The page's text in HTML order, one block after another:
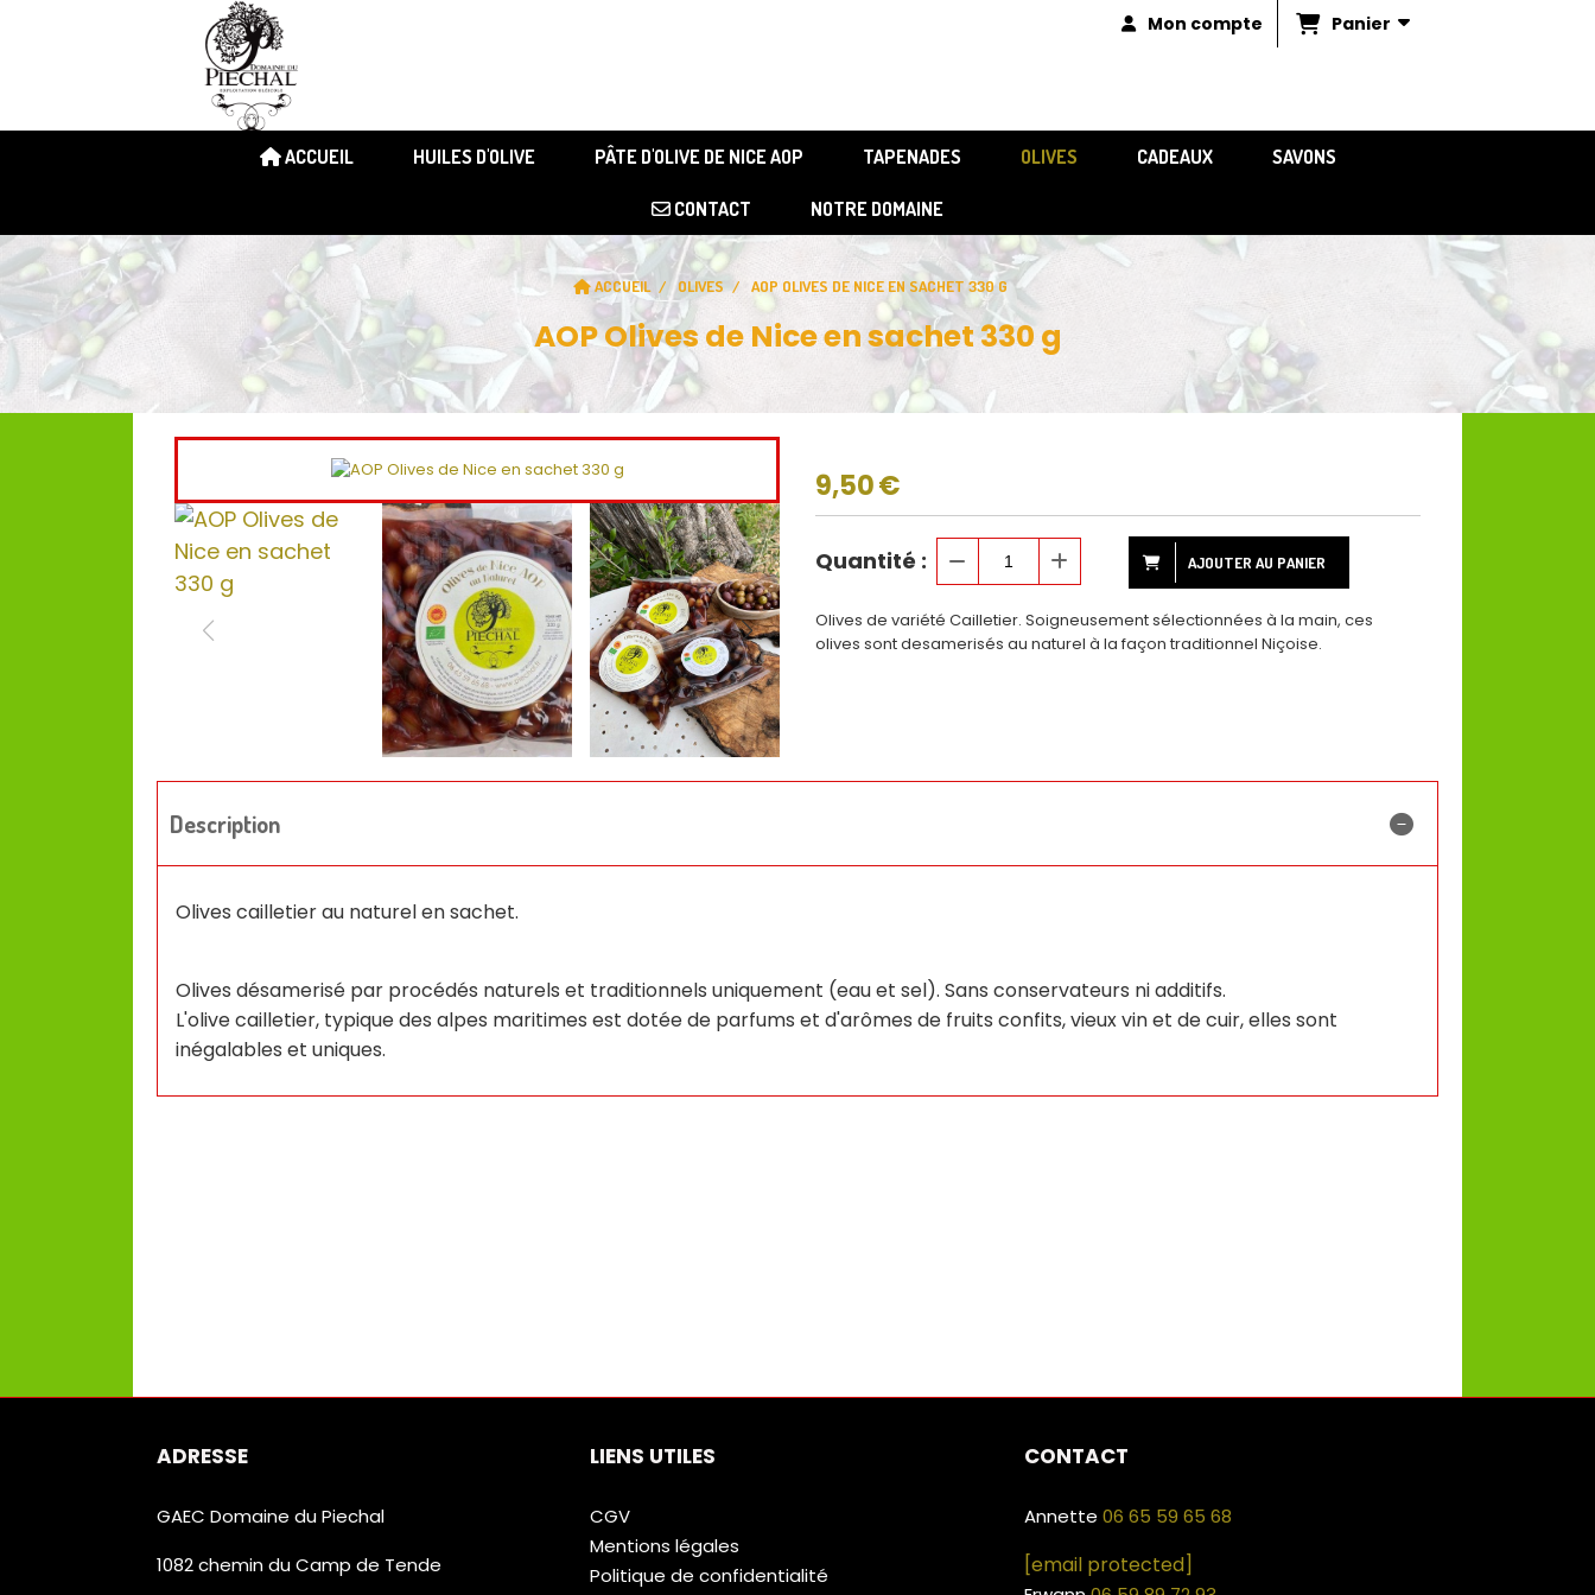
Mon compte Panier
ACCUEIL HUILES D'OLIVE PÂTE D'OLIVE DE NICE AOP TAPENADES OLIVES CADEAUX SAVONS
CONTACT NOTRE DOMAINE
ACCUEIL OLIVES AOP OLIVES DE NICE EN SACHET 330 G
AOP Olives de Nice en sachet 330 g
9,50€
Quantité : AJOUTER AU PANIER
Olives de variété Cailletier. Soigneusement sélectionnées à la main, ces
olives sont desamerisés au naturel à la façon traditionnel Niçoise.
Description
Olives cailletier au naturel en sachet.
Olives désamerisé par procédés naturels et traditionnels uniquement (eau et sel). Sans conservateurs ni additifs.
L'olive cailletier, typique des alpes maritimes est dotée de parfums et d'arômes de fruits confits, vieux vin et de cuir, elles sont
inégalables et uniques.
ADRESSE
GAEC Domaine du Piechal
1082 chemin du Camp de Tende
LIENS UTILES
CGV
Mentions légales
Politique de confidentialité
CONTACT
Annette 06 65 59 65 68
[email protected]